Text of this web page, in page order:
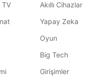
TV
Akıllı Cihazlar
Yapay Zeka
Oyun
Big Tech
Girişimler